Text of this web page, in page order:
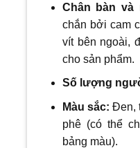
Chân bàn và
chắn bởi cam
vít bên ngoài,
cho sản phẩm.
Số lượng
Màu sắc: Đen,
phê(có thể
bảng màu).